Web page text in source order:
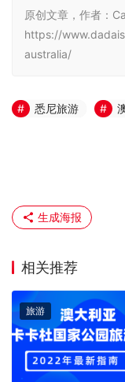
原创文章，作者：
https://
australia/
悉尼旅游
生成海报
相关推荐
旅游